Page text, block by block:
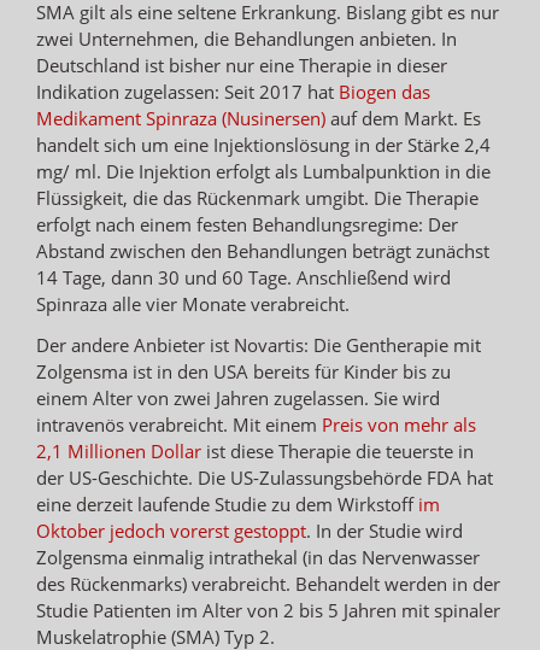
SMA gilt als eine seltene Erkrankung. Bislang gibt es nur
zwei Unternehmen, die Behandlungen anbieten. In
Deutschland ist bisher nur eine Therapie in dieser
Indikation zugelassen: Seit 2017 hat Biogen das
Medikament Spinraza (Nusinersen) auf dem Markt. Es
handelt sich um eine Injektionslösung in der Stärke 2,4
mg/ ml. Die Injektion erfolgt als Lumbalpunktion in die
Flüssigkeit, die das Rückenmark umgibt. Die Therapie
erfolgt nach einem festen Behandlungsregime: Der
Abstand zwischen den Behandlungen beträgt zunächst
14 Tage, dann 30 und 60 Tage. Anschließend wird
Spinraza alle vier Monate verabreicht.
Der andere Anbieter ist Novartis: Die Gentherapie mit
Zolgensma ist in den USA bereits für Kinder bis zu
einem Alter von zwei Jahren zugelassen. Sie wird
intravenös verabreicht. Mit einem Preis von mehr als
2,1 Millionen Dollar ist diese Therapie die teuerste in
der US-Geschichte. Die US-Zulassungsbehörde FDA hat
eine derzeit laufende Studie zu dem Wirkstoff im
Oktober jedoch vorerst gestoppt. In der Studie wird
Zolgensma einmalig intrathekal (in das Nervenwasser
des Rückenmarks) verabreicht. Behandelt werden in der
Studie Patienten im Alter von 2 bis 5 Jahren mit spinaler
Muskelatrophie (SMA) Typ 2.